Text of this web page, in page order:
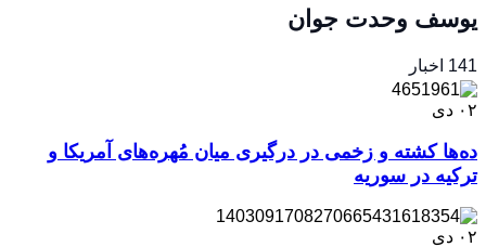
یوسف وحدت جوان
141 اخبار
۰۲ دی
ده‌ها کشته و زخمی در درگیری میان مُهره‌های آمریکا و
ترکیه در سوریه
۰۲ دی